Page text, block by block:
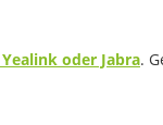
oder Jabra.